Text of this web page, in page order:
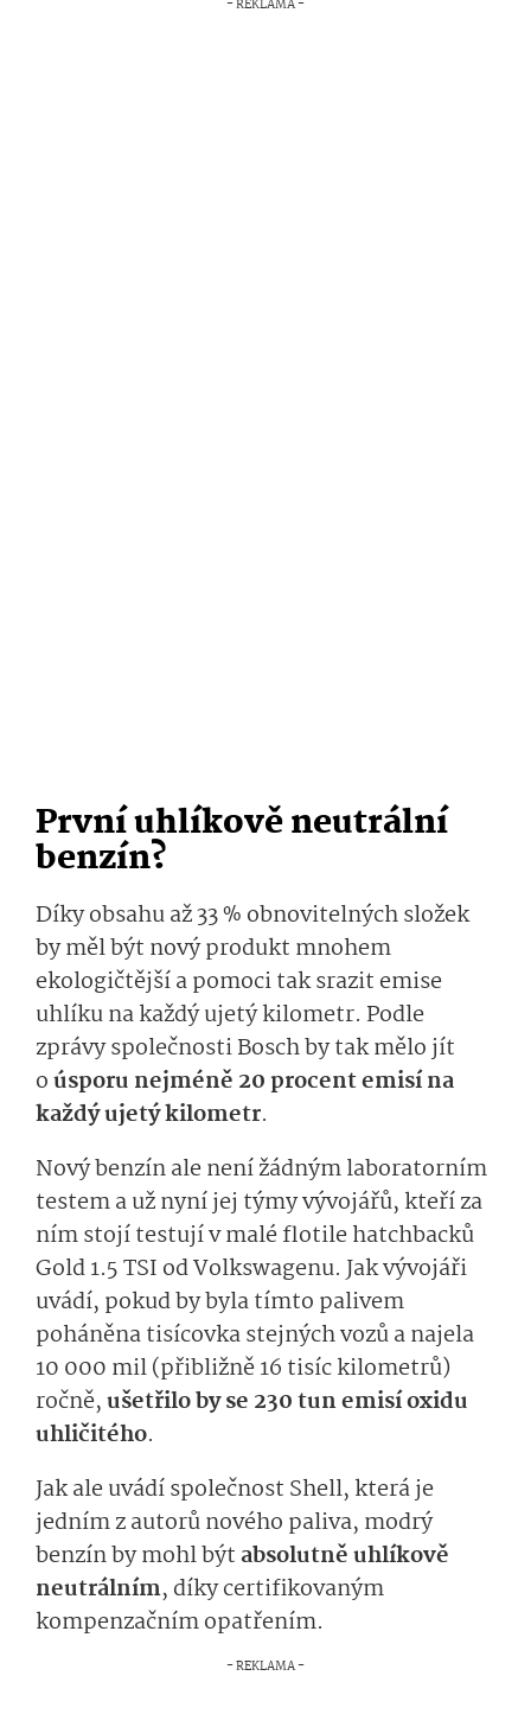
První uhlíkově neutrální
benzín?
Díky obsahu až 33 % obnovitelných složek
by měl být nový produkt mnohem
ekologičtější a pomoci tak srazit emise
uhlíku na každý ujetý kilometr. Podle
zprávy společnosti Bosch by tak mělo jít
oúsporu nejméně 20 procent emisí na
každý ujetý kilometr.
Nový benzín ale není žádným laboratorním
testem a už nyní jej týmy vývojářů, kteří za
ním stojí testují v malé flotile hatchbacků
Gold 1.5 TSI od Volkswagenu. Jak vývojáři
uvádí, pokud by byla tímto palivem
poháněna tisícovka stejných vozů a najela
10 000 mil (přibližně 16 tisíc kilometrů)
ročně,ušetřilo by se 230 tun emisí oxidu
uhličitého.
Jak ale uvádí společnost Shell, která je
jedním z autorů nového paliva, modrý
benzín by mohl býtabsolutně uhlíkově
neutrálním, díky certifikovaným
kompenzačním opatřením.